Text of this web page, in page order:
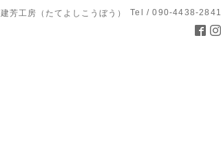
建芳工房（たてよしこうぼう） Tel / 090-4438-2841